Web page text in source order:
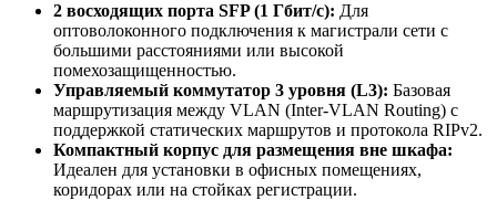
2 восходящих порта SFP (1 Гбит/с): Для
оптоволоконного подключения к магистрали сети с
большими расстояниями или высокой
помехозащищенностью.
Управляемый коммутатор 3 уровня (L3): Базовая
маршрутизация между VLAN (Inter-VLAN Routing) с
поддержкой статических маршрутов и протокола RIPv2.
Компактный корпус для размещения вне шкафа:
Идеален для установки в офисных помещениях,
коридорах или на стойках регистрации.